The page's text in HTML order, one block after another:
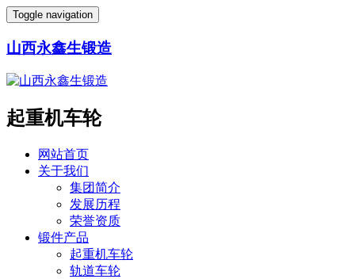
Toggle navigation
山西永鑫生锻造
起重机车轮
网站首页
关于我们
集团简介
发展历程
荣誉资质
锻件产品
起重机车轮
轨道车轮